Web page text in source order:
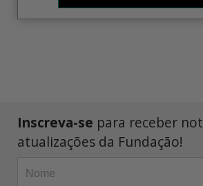
Inscreva-se para receber
atualizações da Fundação!